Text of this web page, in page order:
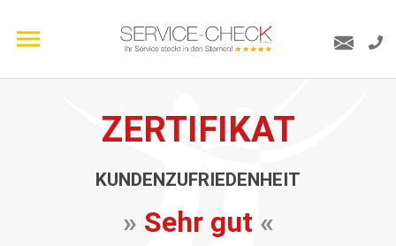
ZERTIFIKAT
KUNDENZUFRIEDENHEIT
» Sehr gut «